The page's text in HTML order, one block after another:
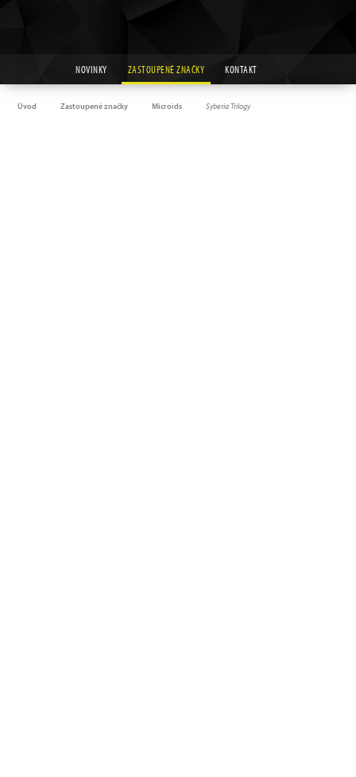
NOVINKY ZASTOUPENÉ ZNAČKY KONTAKT
Úvod Zastoupené značky Microids Syberia Trilogy